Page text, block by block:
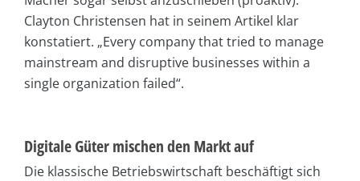
Clayton Christensen hat in seinem Artikel klar
konstatiert. „Every company that tried to manage
mainstream and disruptive businesses within a
single organization failed“.
Digitale Güter mischen den Markt auf
Die klassische Betriebswirtschaft beschäftigt sich